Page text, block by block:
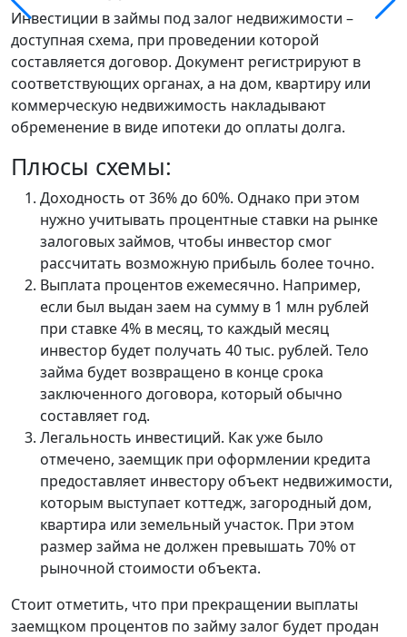
Инвестиции в займы под залог недвижимости –
доступная схема, при проведении которой
составляется договор. Документ регистрируют в
соответствующих органах, а на дом, квартиру или
коммерческую недвижимость накладывают
обременение в виде ипотеки до оплаты долга.
Плюсы схемы:
Доходность от 36% до 60%. Однако при этом
нужно учитывать процентные ставки на рынке
залоговых займов, чтобы инвестор смог
рассчитать возможную прибыль более точно.
Выплата процентов ежемесячно. Например,
если был выдан заем на сумму в 1 млн рублей
при ставке 4% в месяц, то каждый месяц
инвестор будет получать 40 тыс. рублей. Тело
займа будет возвращено в конце срока
заключенного договора, который обычно
составляет год.
Легальность инвестиций. Как уже было
отмечено, заемщик при оформлении кредита
предоставляет инвестору объект недвижимости,
которым выступает коттедж, загородный дом,
квартира или земельный участок. При этом
размер займа не должен превышать 70% от
рыночной стоимости объекта.
Стоит отметить, что при прекращении выплаты
заемщком процентов по займу залог будет продан